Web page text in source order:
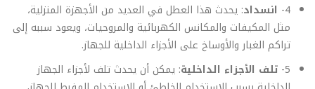
4- انسداد: يحدث هذا العطل في العديد من الأجهزة المنزلية،
مثل المكيفات والمكانس الكهربائية والمروحيات، ويعود سببه إلى
تراكم الغبار والأوساخ على الأجزاء الداخلية للجهاز.
5- تلف الأجزاء الداخلية: يمكن أن يحدث تلف لأجزاء الجهاز